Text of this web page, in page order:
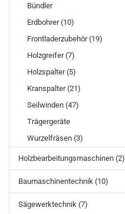
Bündler
Erdbohrer (10)
Frontladerzubehör (19)
Holzgreifer (7)
Holzspalter (5)
Kranspalter (21)
Seilwinden (47)
Trägergeräte
Wurzelfräsen (3)
Holzbearbeitungsmaschinen (2)
Baumaschinentechnik (10)
Sägewerktechnik (7)